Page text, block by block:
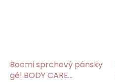
Boemi sprchový pánsky
gél BODY CARE